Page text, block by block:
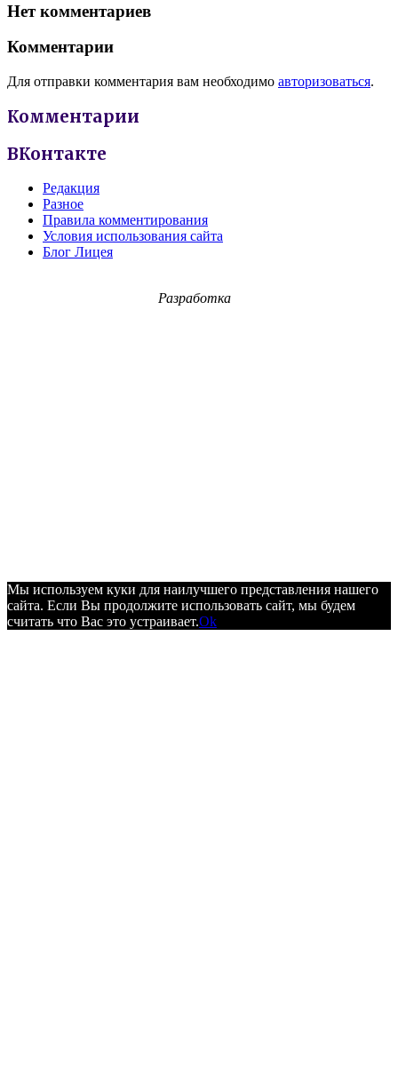
Нет комментариев
Комментарии
Для отправки комментария вам необходимо авторизоваться.
Комментарии
ВКонтакте
Редакция
Разное
Правила комментирования
Условия использования сайта
Блог Лицея
Разработка
Мы используем куки для наилучшего представления нашего
сайта. Если Вы продолжите использовать сайт, мы будем
считать что Вас это устраивает.Ok